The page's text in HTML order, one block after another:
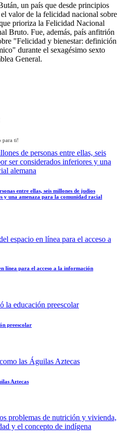
un país que desde principios
valor de la felicidad nacional sobre
prioriza la Felicidad Nacional
Bruto. Fue, además, país anfitrión
"Felicidad y bienestar: definición
durante el sexagésimo sexto
General.
para ti!
entre ellas, seis millones de judios
y una amenaza para la comunidad racial
línea para el acceso a la información
preescolar
Aztecas